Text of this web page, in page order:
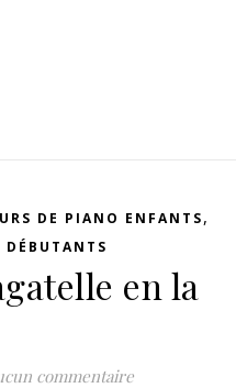
DE PIANO ENFANTS,
DÉBUTANTS
en la
commentaire